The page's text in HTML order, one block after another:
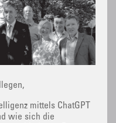
mittels ChatGPT
wie sich die